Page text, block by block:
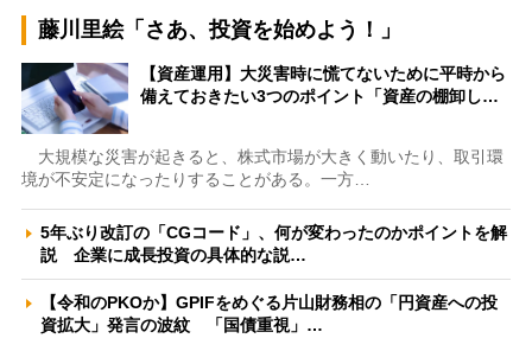
藤川里絵「さあ、投資を始めよう！」
【資産運用】大災害時に慌てないために平時から
備えておきたい3つのポイント「資産の棚卸し…
大規模な災害が起きると、株式市場が大きく動いたり、取引環
境が不安定になったりすることがある。一方…
5年ぶり改訂の「CGコード」、何が変わったのかポイントを解
説 企業に成長投資の具体的な説…
【令和のPKOか】GPIFをめぐる片山財務相の「円資産への投
資拡大」発言の波紋 「国債重視」…